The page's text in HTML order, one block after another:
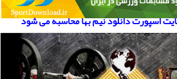
اسپورت دانلود نیم بها محاسبه می شود